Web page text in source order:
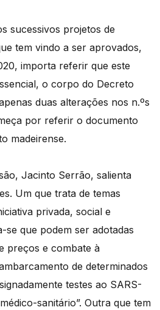
sucessivos projetos de
tem vindo a ser aprovados,
importa referir que este
o corpo do Decreto
duas alterações nos n.ºs
por referir o documento
madeirense.
Jacinto Serrão, salienta
Um que trata de temas
privada, social e
que podem ser adotadas
preços e combate à
de determinados
testes ao SARS-
sanitário”. Outra que tem